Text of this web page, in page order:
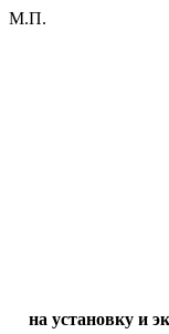
М.П.
на установку и